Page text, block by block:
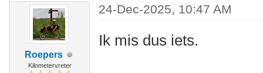
Roepers
Kilometervreter
24-Dec-2025, 10:47 AM
Ik mis dus iets.